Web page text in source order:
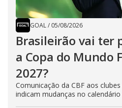
GOAL/ 05/08/2026
Brasileirão vai ter
a Copa do Mundo
2027?
Comunicação da CBF aos
indicam mudanças no